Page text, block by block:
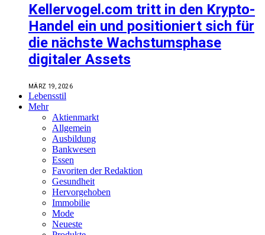
Kellervogel.com tritt in den Krypto-
Handel ein und positioniert sich für
die nächste Wachstumsphase
digitaler Assets
MÄRZ 19, 2026
Lebensstil
Mehr
Aktienmarkt
Allgemein
Ausbildung
Bankwesen
Essen
Favoriten der Redaktion
Gesundheit
Hervorgehoben
Immobilie
Mode
Neueste